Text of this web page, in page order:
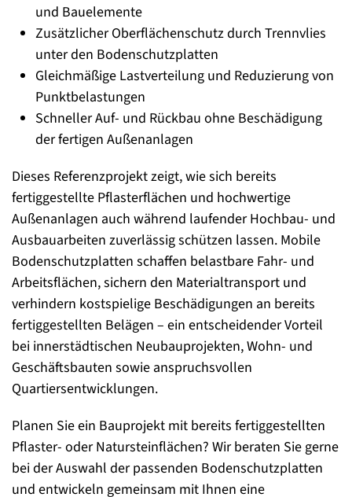
und Bauelemente
Zusätzlicher Oberflächenschutz durch Trennvlies
unter den Bodenschutzplatten
Gleichmäßige Lastverteilung und Reduzierung von
Punktbelastungen
Schneller Auf- und Rückbau ohne Beschädigung
der fertigen Außenanlagen
Dieses Referenzprojekt zeigt, wie sich bereits
fertiggestellte Pflasterflächen und hochwertige
Außenanlagen auch während laufender Hochbau- und
Ausbauarbeiten zuverlässig schützen lassen. Mobile
Bodenschutzplatten schaffen belastbare Fahr- und
Arbeitsflächen, sichern den Materialtransport und
verhindern kostspielige Beschädigungen an bereits
fertiggestellten Belägen – ein entscheidender Vorteil
bei innerstädtischen Neubauprojekten, Wohn- und
Geschäftsbauten sowie anspruchsvollen
Quartiersentwicklungen.
Planen Sie ein Bauprojekt mit bereits fertiggestellten
Pflaster- oder Natursteinflächen? Wir beraten Sie gerne
bei der Auswahl der passenden Bodenschutzplatten
und entwickeln gemeinsam mit Ihnen eine